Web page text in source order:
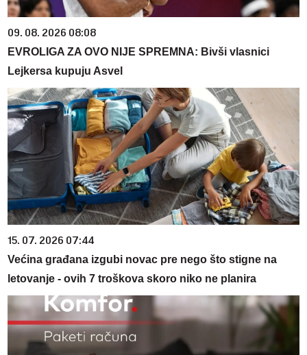
09. 08. 2026 08:08
EVROLIGA ZA OVO NIJE SPREMNA: Bivši vlasnici
Lejkersa kupuju Asvel
15. 07. 2026 07:44
Većina građana izgubi novac pre nego što stigne na
letovanje - ovih 7 troškova skoro niko ne planira